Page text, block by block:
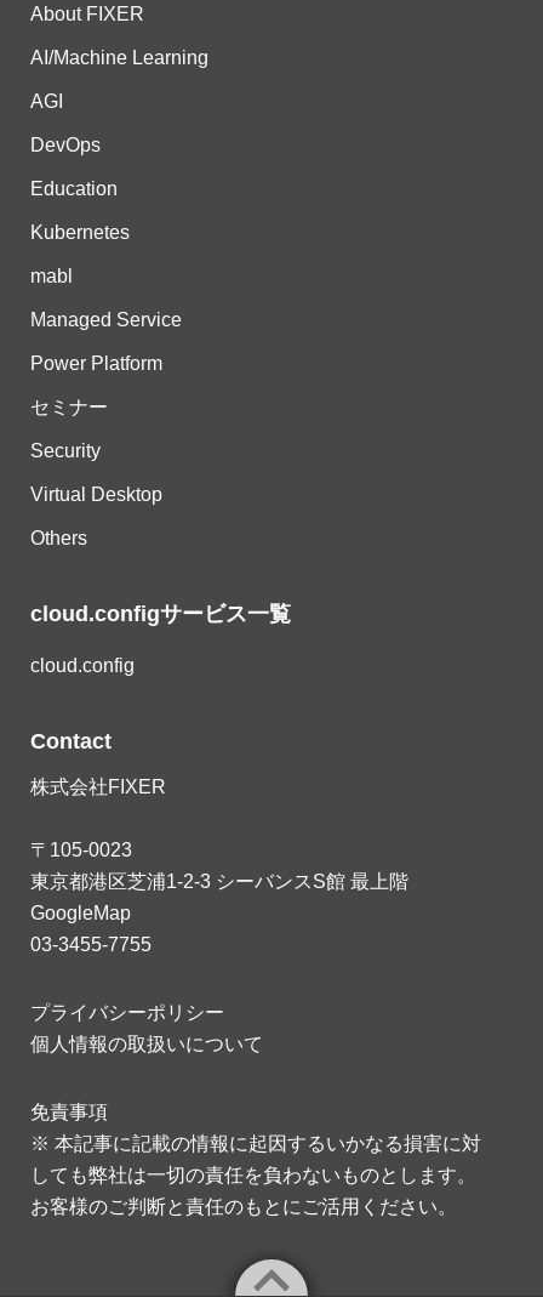
About FIXER
AI/Machine Learning
AGI
DevOps
Education
Kubernetes
mabl
Managed Service
Power Platform
セミナー
Security
Virtual Desktop
Others
cloud.configサービス一覧
cloud.config
Contact
株式会社FIXER
〒105-0023
東京都港区芝浦1-2-3 シーバンスS館 最上階
GoogleMap
03-3455-7755
プライバシーポリシー
個人情報の取扱いについて
免責事項
※ 本記事に記載の情報に起因するいかなる損害に対
しても弊社は一切の責任を負わないものとします。
お客様のご判断と責任のもとにご活用ください。